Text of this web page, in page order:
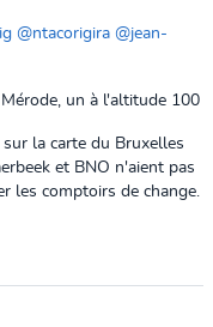
@ntacorigira @jean-
un à l'altitude 100
la carte du Bruxelles
et BNO n'aient pas
les comptoirs de change.